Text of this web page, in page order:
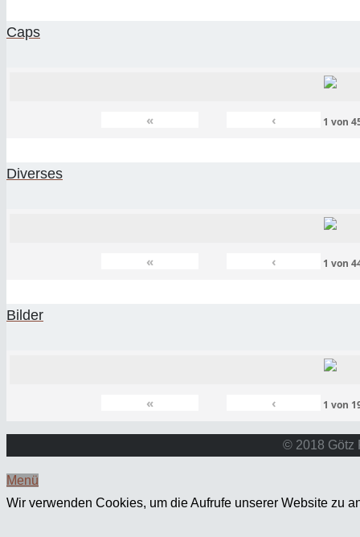
Caps
« ‹ 1 von
Diverses
« ‹ 1 von
Bilder
« ‹ 1 von
© 2018 Götz
Menü
Wir verwenden Cookies, um die Aufrufe unserer Website zu